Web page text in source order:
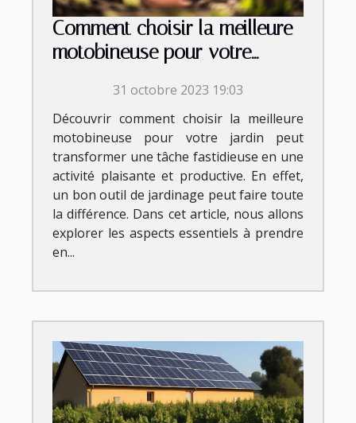
Comment choisir la meilleure
motobineuse pour votre
31 octobre 2023 19:03
Découvrir comment choisir la meilleure
motobineuse pour votre jardin peut
transformer une tâche fastidieuse en une
activité plaisante et productive. En effet,
un bon outil de jardinage peut faire toute
la différence. Dans cet article, nous allons
explorer les aspects essentiels à prendre
en...